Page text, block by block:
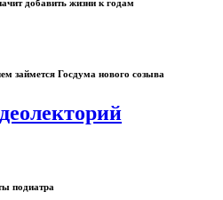
добавить жизни к годам
займется Госдума нового созыва
подиатра